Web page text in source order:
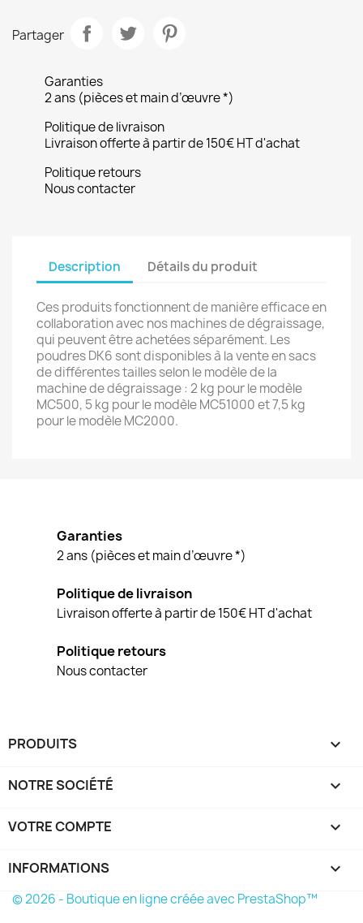
Partager
Garanties
2 ans (pièces et main d’œuvre *)
Politique de livraison
Livraison offerte à partir de 150€ HT d'achat
Politique retours
Nous contacter
Description Détails du produit
Ces produits fonctionnent de manière efficace en
collaboration avec nos machines de dégraissage,
qui peuvent être achetées séparément. Les
poudres DK6 sont disponibles à la vente en sacs
de différentes tailles selon le modèle de la
machine de dégraissage : 2 kg pour le modèle
MC500, 5 kg pour le modèle MC51000 et 7,5 kg
pour le modèle MC2000.
Garanties
2 ans (pièces et main d’œuvre *)
Politique de livraison
Livraison offerte à partir de 150€ HT d'achat
Politique retours
Nous contacter
PRODUITS 
NOTRE SOCIÉTÉ 
VOTRE COMPTE 
INFORMATIONS keyboard_arrow_down
© 2026 - Boutique en ligne créée avec PrestaShop™